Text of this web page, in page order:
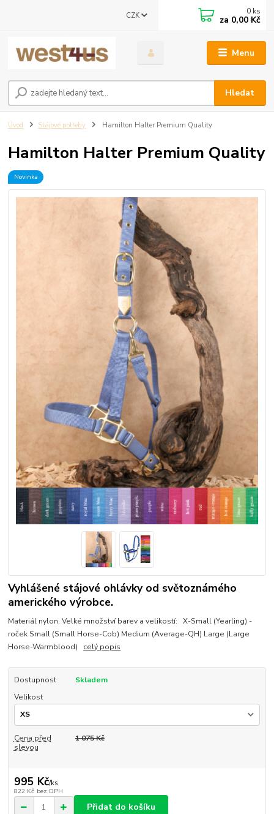
Menu
CZK
Hledat
0 ks
za 0,00 Kč
Úvod Stájové potřeby Hamilton Halter Premium Quality
Hamilton Halter Premium Quality
Novinka
Vyhlášené stájové ohlávky od světoznámého
amerického výrobce.
Materiál nylon. Velké množství barev a velikostí: X-Small (Yearling) -
roček Small (Small Horse-Cob) Medium (Average-QH) Large (Large
Horse-Warmblood) celý popis
Dostupnost
Skladem
Velikost
Cena před
slevou
1 075 Kč
995 Kč/ks
822 Kč bez DPH
Přidat do košíku